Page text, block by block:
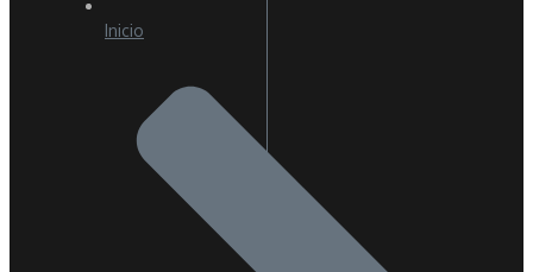
Inicio